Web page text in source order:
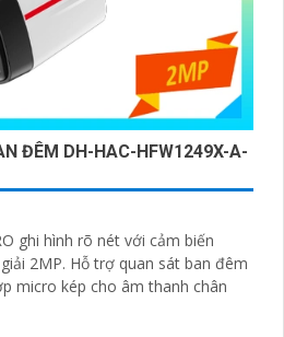
ĐÊM DH-HAC-HFW1249X-A-
ghi hình rõ nét với cảm biến
sát ban đêm
micro kép cho âm thanh chân